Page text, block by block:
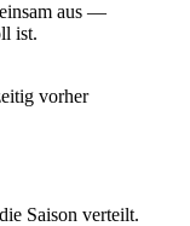
aus —
ist.
vorher
Saison verteilt.